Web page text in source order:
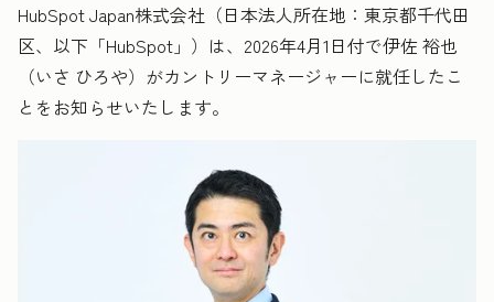
HubSpot Japan株式会社（日本法人所在地：東京都千代田
区、以下「HubSpot」）は、2026年4月1日付で伊佐 裕也
（いさ ひろや）がカントリーマネージャーに就任したこ
とをお知らせいたします。